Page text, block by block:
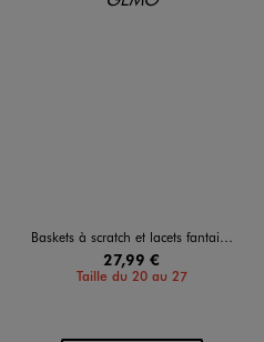
Baskets à scratch et lacets fantaisie fille - Lovely Wings
27,99 €
Taille du 20 au 27